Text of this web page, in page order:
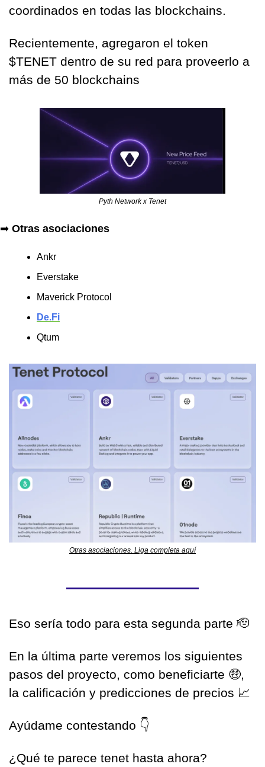
coordinados en todas las blockchains.
Recientemente, agregaron el token
$TENET dentro de su red para proveerlo a
más de 50 blockchains
Pyth Network x Tenet
➡ Otras asociaciones
Ankr
Everstake
Maverick Protocol
De.Fi
Qtum
Otras asociaciones. Liga completa aquí
Eso sería todo para esta segunda parte 🫡
En la última parte veremos los siguientes
pasos del proyecto, como beneficiarte 🤑,
la calificación y predicciones de precios 📈
Ayúdame contestando 👇
¿Qué te parece tenet hasta ahora?